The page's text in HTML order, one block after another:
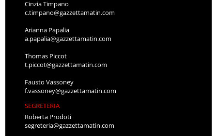
Cinzia Timpano
c.timpano@gazzettamatin.com
Arianna Papalia
a.papalia@gazzettamatin.com
Thomas Piccot
t.piccot@gazzettamatin.com
Fausto Vassoney
f.vassoney@gazzettamatin.com
SEGRETERIA
Roberta Prodoti
segreteria@gazzettamatin.com